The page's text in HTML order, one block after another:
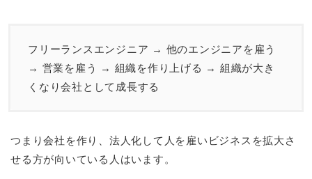
フリーランスエンジニア → 他のエンジニアを雇う
→ 営業を雇う → 組織を作り上げる → 組織が大き
くなり会社として成長する
つまり会社を作り、法人化して人を雇いビジネスを拡大さ
せる方が向いている人はいます。